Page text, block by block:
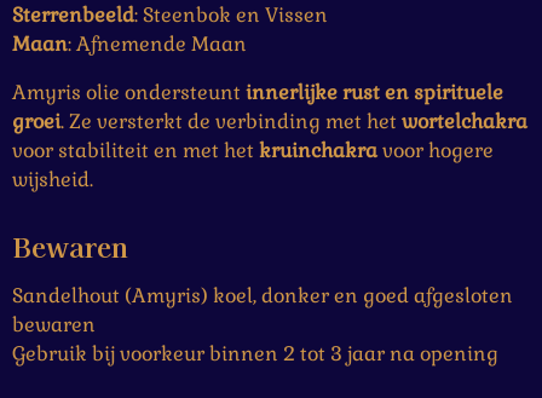
Sterrenbeeld: Steenbok en Vissen
Maan: Afnemende Maan
Amyris olie ondersteunt innerlijke rust en spirituele
groei. Ze versterkt de verbinding met het wortelchakra
voor stabiliteit en met het kruinchakravoor hogere
wijsheid.
Bewaren
Sandelhout (Amyris) koel, donker en goed afgesloten
bewaren
Gebruik bij voorkeur binnen 2 tot 3 jaar na opening